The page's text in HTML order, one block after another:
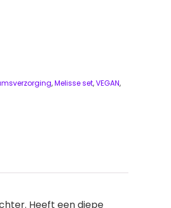
,Melisse set,VEGAN,
Heeft een diepe